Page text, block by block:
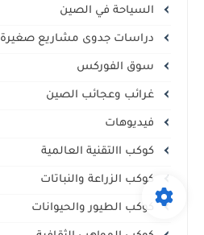
السياحة في الصين
دراسات جدوى مشاريع صغيرة
سوق الفوركس
غرائب وعجائب الصين
فيديوهات
كوكب االتقنية العالمية
كوكب الزراعة والنباتات
كوكب الطيور والحيوانات